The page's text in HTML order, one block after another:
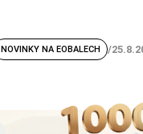
NOVINKY NA EOBALECH /